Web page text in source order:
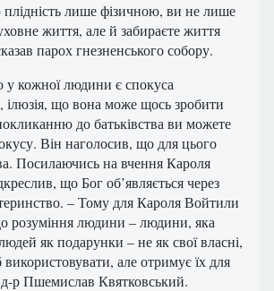
лише фізичною, ви не лише
життя, але й забираєте життя
парох гнезненського собору.
у кожної людини є спокуса
ілюзія, що вона може щось зробити
до батьківства ви можете
Він наголосив, що для цього
Посилаючись на вчення Кароля
що Бог об’являється через
– Тому для Кароля Войтили
розуміння людини – людини, яка
як подарунки – не як свої власні,
але отримує їх для
д-р Пшемислав Квятковський.